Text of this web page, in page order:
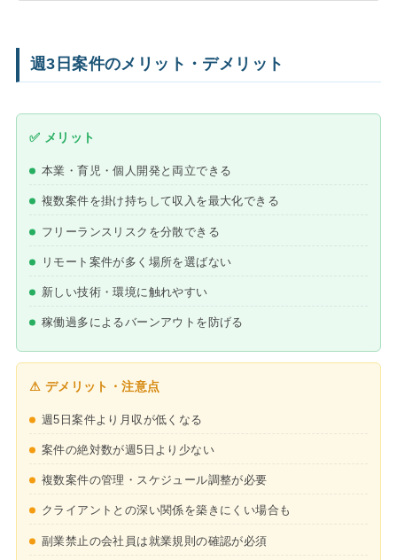
週3日案件のメリット・デメリット
✅ メリット
本業・育児・個人開発と両立できる
複数案件を掛け持ちして収入を最大化できる
フリーランスリスクを分散できる
リモート案件が多く場所を選ばない
新しい技術・環境に触れやすい
稼働過多によるバーンアウトを防げる
⚠ デメリット・注意点
週5日案件より月収が低くなる
案件の絶対数が週5日より少ない
複数案件の管理・スケジュール調整が必要
クライアントとの深い関係を築きにくい場合も
副業禁止の会社員は就業規則の確認が必須